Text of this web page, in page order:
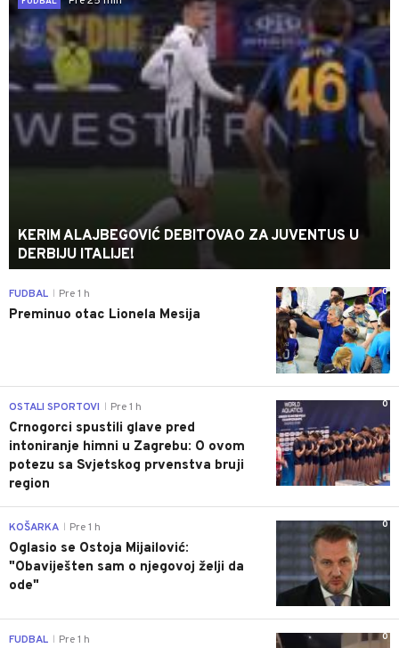
KERIM ALAJBEGOVIĆ DEBITOVAO ZA JUVENTUS U
DERBIJU ITALIJE!
0
FUDBAL Pre 1 h
Preminuo otac Lionela Mesija
0
OSTALI SPORTOVI Pre 1 h
Crnogorci spustili glave pred
intoniranje himni u Zagrebu: O ovom
potezu sa Svjetskog prvenstva bruji
region
0
KOŠARKA Pre 1 h
Oglasio se Ostoja Mijailović:
"Obaviješten sam o njegovoj želji da
ode"
0
FUDBAL Pre 1 h